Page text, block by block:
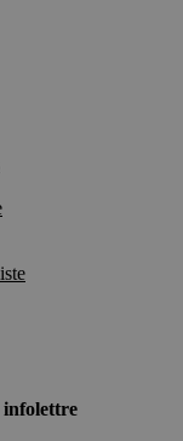
infolettre